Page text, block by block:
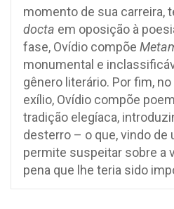
momento de sua carreira,
docta em oposição à
fase, Ovídio compõe
monumental e
gênero literário. Por fim,
exílio, Ovídio compõe
tradição elegíaca,
desterro – o que, vindo de
permite suspeitar sobre a
pena que lhe teria sido